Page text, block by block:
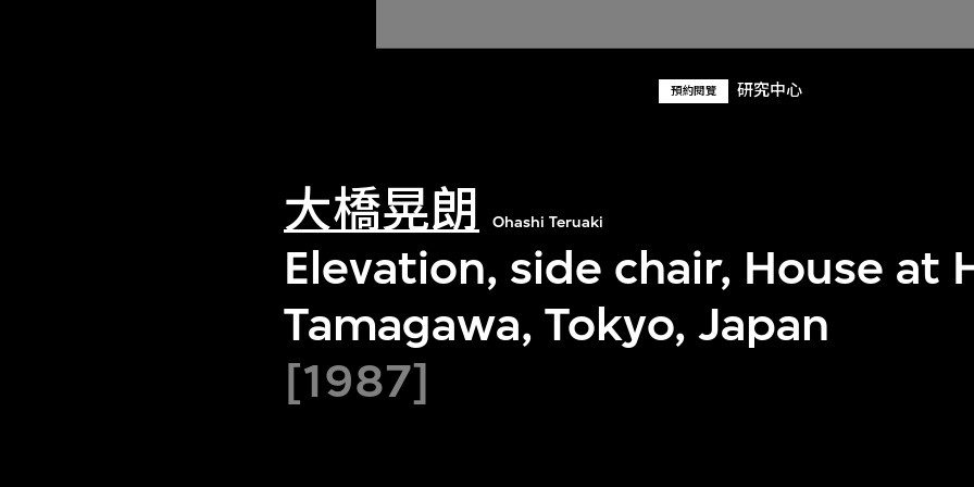
預約閱覽 研究中心
大橋晃朗 Ohashi Teruaki
Elevation, side chair, House at
Tamagawa, Tokyo, Japan
[1987]